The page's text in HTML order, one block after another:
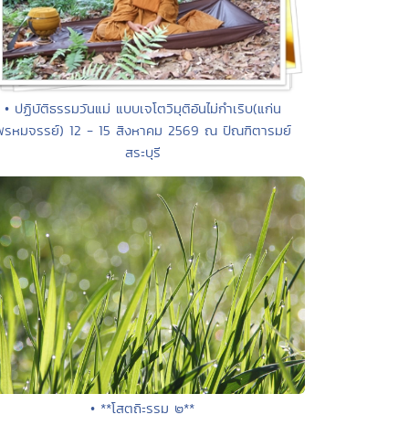
• ปฏิบัติธรรมวันแม่ แบบเจโตวิมุติอันไม่กำเริบ(แก่น
หมจรรย์) 12 - 15 สิงหาคม 2569 ณ ปัณฑิตารมย์
สระบุรี
• **โสตถิะรรม ๒**